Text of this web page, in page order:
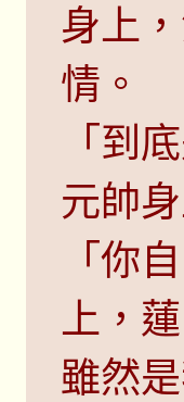
身上
情。
「到
元帥
「你
上，
雖然